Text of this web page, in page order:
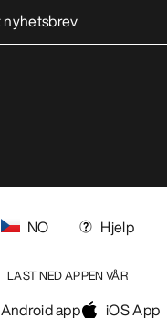
NO Hjelp
LAST NED APPEN VÅR
Android app iOS App